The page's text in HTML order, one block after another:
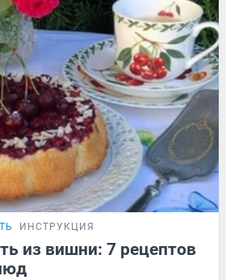
ИНСТРУКЦИЯ
из вишни: 7 рецептов